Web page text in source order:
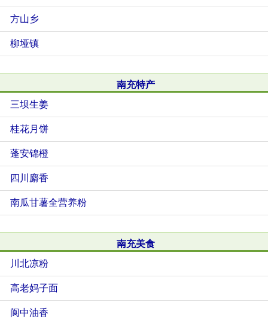
方山乡
柳垭镇
南充特产
三坝生姜
桂花月饼
蓬安锦橙
四川麝香
南瓜甘薯全营养粉
南充美食
川北凉粉
高老妈子面
阆中油香